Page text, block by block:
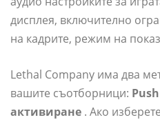
дисплея, включително
на кадрите, режим на
Lethal Company има два
вашите съотборници:
активиране . Ако